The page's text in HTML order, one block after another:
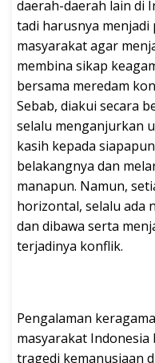
daerah-daerah lain di
tadi harusnya menjadi
masyarakat agar
membina sikap
bersama meredam
Sebab, diakui secara
selalu menganjurkan
kasih kepada
belakangnya dan
manapun. Namun,
horizontal, selalu ada
dan dibawa serta
terjadinya konflik.
Pengalaman
masyarakat
tragedi kemanusiaan